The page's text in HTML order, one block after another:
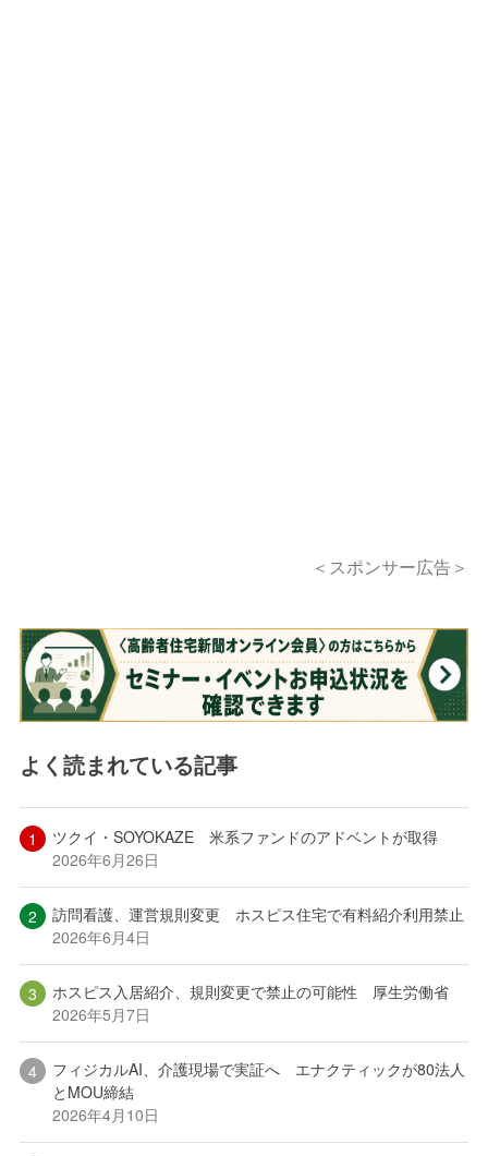
＜スポンサー広告＞
よく読まれている記事
ツクイ・SOYOKAZE 米系ファンドのアドベントが取得
2026年6月26日
訪問看護、運営規則変更 ホスピス住宅で有料紹介利用禁止
2026年6月4日
ホスピス入居紹介、規則変更で禁止の可能性 厚生労働省
2026年5月7日
フィジカルAI、介護現場で実証へ エナクティックが80法人
とMOU締結
2026年4月10日